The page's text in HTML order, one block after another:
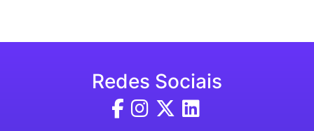
Redes Sociais